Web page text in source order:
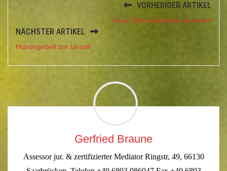
VORHERIGER ARTIKEL
Gute Taten bestrafen wir sofort
NÄCHSTER ARTIKEL
Hundegebell zur Unzeit
Gerfried Braune
Assessor jur. & zertifizierter Mediator Ringstr, 49, 66130